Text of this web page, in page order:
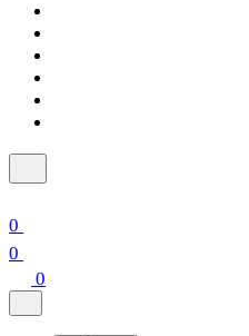
0
0
0